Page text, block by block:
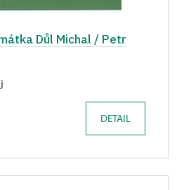
Důl Michal / Petr
DETAIL